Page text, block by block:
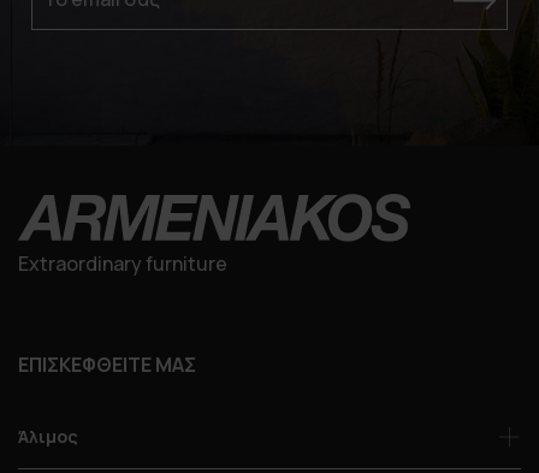
Extraordinary furniture
ΕΠΙΣΚΕΦΘΕΙΤΕ ΜΑΣ
Άλιμος